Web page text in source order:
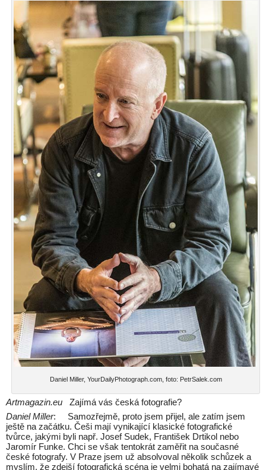
Daniel Miller, YourDailyPhotograph.com, foto: PetrSalek.com
Artmagazin.eu Zajímá vás česká fotografie?
Daniel Miller: Samozřejmě, proto jsem přijel, ale zatím jsem
ještě na začátku. Češi mají vynikající klasické fotografické
tvůrce, jakými byli např. Josef Sudek, František Drtikol nebo
Jaromír Funke. Chci se však tentokrát zaměřit na současné
české fotografy. V Praze jsem už absolvoval několik schůzek a
myslím, že zdejší fotografická scéna je velmi bohatá na zajímavé